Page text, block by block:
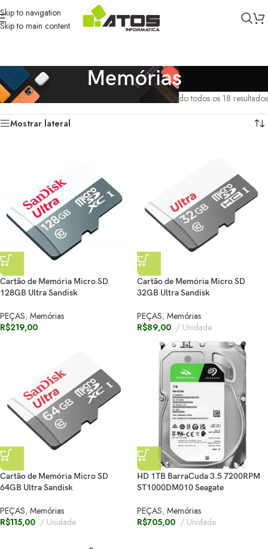
Skip to navigation
Skip to main content
Memórias
Início/ PEÇAS Mostrando todos os 18 resultados
Mostrar lateral
Cartão de Memória Micro SD
128GB Ultra Sandisk
PEÇAS, Memórias
R$219,00
Cartão de Memória Micro SD
32GB Ultra Sandisk
PEÇAS, Memórias
R$89,00 Unidade
Cartão de Memória Micro SD
64GB Ultra Sandisk
PEÇAS, Memórias
R$115,00 Unidade
HD 1TB BarraCuda 3.5 7200RPM
ST1000DM010 Seagate
PEÇAS, Memórias
R$705,00 Unidade